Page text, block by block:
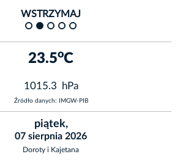
WSTRZYMAJ
23.5oC
1015.3 hPa
Źródło danych: IMGW-PIB
piątek,
07 sierpnia 2026
Doroty i Kajetana